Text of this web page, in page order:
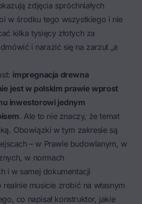
zdjęcia spróchniałych
w środku tego wszystkiego i nie
kilka tysięcy złotych za
i narazić się na zarzut „a
impregnacja drewna
jest w polskim prawie wprost
inwestorowi jednym
. Ale to nie znaczy, że temat
Obowiązki w tym zakresie są
– w Prawie budowlanym, w
w normach
i w samej dokumentacji
musicie zrobić na własnym
co napisał konstruktor, jakie